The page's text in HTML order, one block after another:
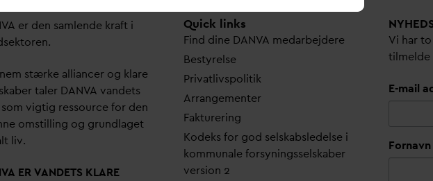
VA er den samlende kraft i
stærke alliancer og klare
taler DANVA vandets
som vigtig ressource for den
omstilling og grundlaget
liv.
VA ERVANDETS KLARE
Quick links
Find dine DANVA medarbejdere
Bestyrelse
Privatlivspolitik
Arrangementer
Fakturering
Kodeks for god selskabsledelse i
kommunale forsyningsselskaber
version 2
Vi har
tilmelde
E-mail
Fornavn